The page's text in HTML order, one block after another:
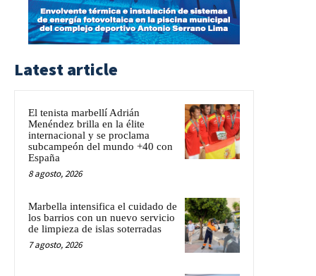
Latest article
El tenista marbellí Adrián
Menéndez brilla en la élite
internacional y se proclama
subcampeón del mundo +40 con
España
8 agosto, 2026
Marbella intensifica el cuidado de
los barrios con un nuevo servicio
de limpieza de islas soterradas
7 agosto, 2026